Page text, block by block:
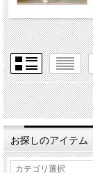
お探しのアイテム